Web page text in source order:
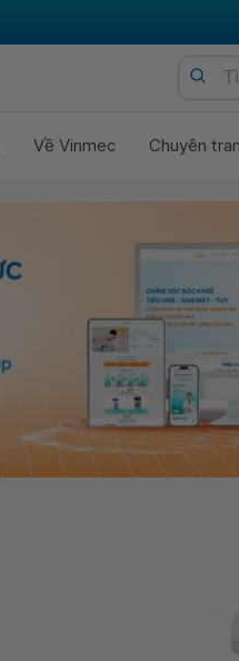
Về Vinmec Chuyên